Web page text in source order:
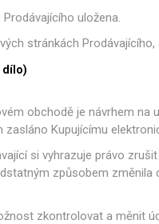
Sady
uložena.
stránkách Prodávajícího,
dílo)
obchodě je návrhem na
zasláno Kupujícímu
si vyhrazuje právo
způsobem
zkontrolovat a měnit